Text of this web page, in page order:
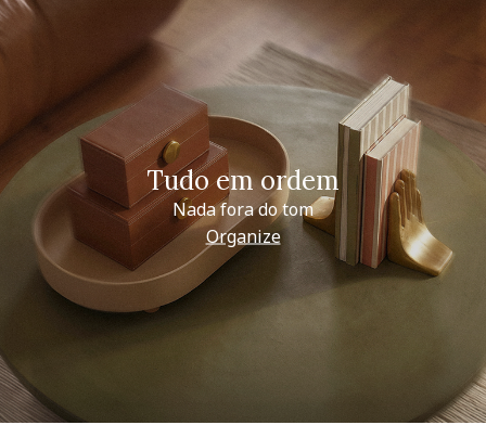
Tudo em ordem
Nada fora do tom
Organize